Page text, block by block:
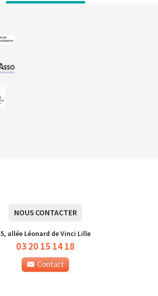
NOUS CONTACTER
5, allée Léonard de Vinci Lille
03 20 15 14 18
Contact